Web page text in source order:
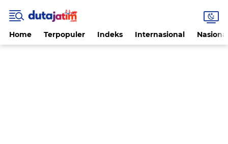
Home Terpopuler Indeks Internasional